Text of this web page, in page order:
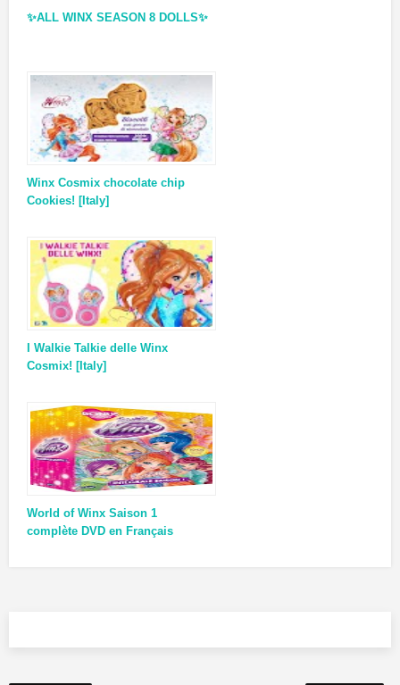
✨ALL WINX SEASON 8 DOLLS✨
Winx Cosmix chocolate chip
Cookies! [Italy]
I Walkie Talkie delle Winx
Cosmix! [Italy]
World of Winx Saison 1
complète DVD en Français